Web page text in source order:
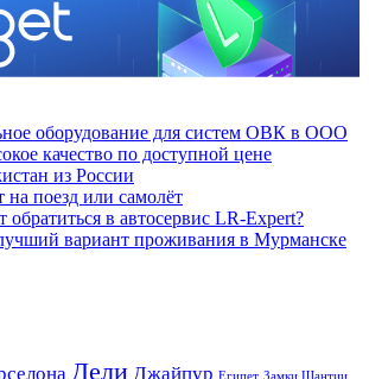
оборудование для систем ОВК в ООО
качество по доступной цене
из России
на поезд или самолёт
обратиться в автосервис LR-Expert?
вариант проживания в Мурманске
Дели Джайпур Египет Замки Шантии